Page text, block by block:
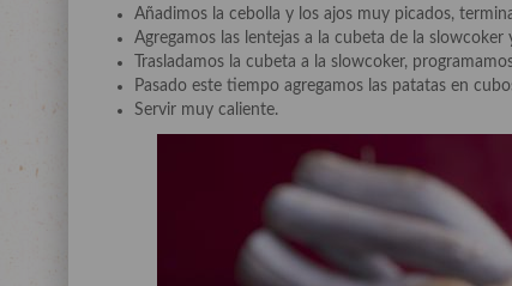
Añadimos la cebolla y los ajos muy picados,
Agregamos las lentejas a la cubeta de la
Trasladamos la cubeta a la slowcoker,
Pasado este tiempo agregamos las patatas en
Servir muy caliente.